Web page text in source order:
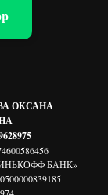
ОКСАНА
БАНК»